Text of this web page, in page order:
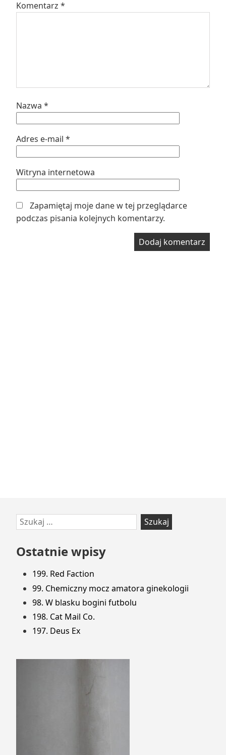
Komentarz *
Nazwa *
Adres e-mail *
Witryna internetowa
Zapamiętaj moje dane w tej przeglądarce
podczas pisania kolejnych komentarzy.
Przejdź
do
stopki
Szukaj:
Ostatnie wpisy
199. Red Faction
99. Chemiczny mocz amatora ginekologii
98. W blasku bogini futbolu
198. Cat Mail Co.
197. Deus Ex